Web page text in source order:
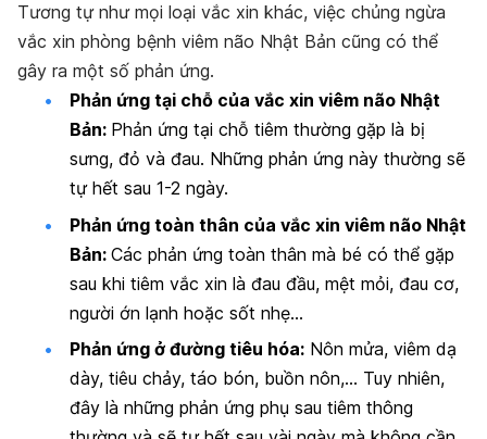
Tương tự như mọi loại vắc xin khác, việc chủng ngừa
vắc xin phòng bệnh viêm não Nhật Bản cũng có thể
gây ra một số phản ứng.
Phản ứng tại chỗ của vắc xin viêm não Nhật
Bản: Phản ứng tại chỗ tiêm thường gặp là bị
sưng, đỏ và đau. Những phản ứng này thường sẽ
tự hết sau 1-2 ngày.
Phản ứng toàn thân của vắc xin viêm não Nhật
Bản: Các phản ứng toàn thân mà bé có thể gặp
sau khi tiêm vắc xin là đau đầu, mệt mỏi, đau cơ,
người ớn lạnh hoặc sốt nhẹ…
Phản ứng ở đường tiêu hóa: Nôn mửa, viêm dạ
dày, tiêu chảy, táo bón, buồn nôn,… Tuy nhiên,
đây là những phản ứng phụ sau tiêm thông